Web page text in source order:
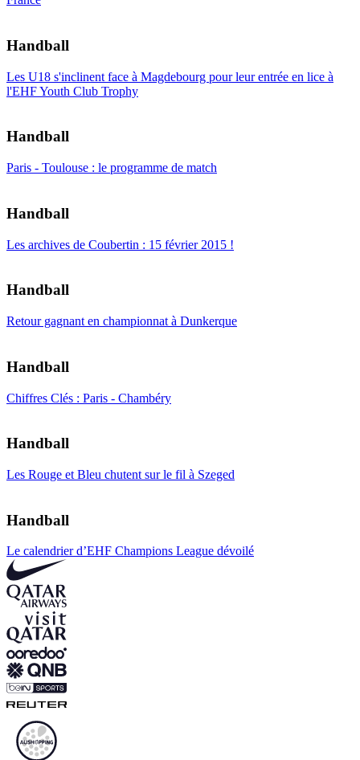
Handball
Les U18 s'inclinent face à Magdebourg pour leur entrée en lice à
l'EHF Youth Club Trophy
Handball
Paris - Toulouse : le programme de match
Handball
Les archives de Coubertin : 15 février 2015 !
Handball
Retour gagnant en championnat à Dunkerque
Handball
Chiffres Clés : Paris - Chambéry
Handball
Les Rouge et Bleu chutent sur le fil à Szeged
Handball
Le calendrier d’EHF Champions League dévoilé